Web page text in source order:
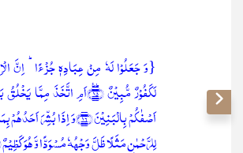
{وَ جَعَلُوۡا لَہٗ مِنۡ عِبَادِہٖ جُزۡءًا ؕ اِنَّ
لَکَفُوۡرٌ مُّبِیۡنٌ ﴿ؕ٪۱۵﴾اَمِ اتَّخَذَ مِمَّا
اَصۡفٰکُمۡ بِالۡبَنِیۡنَ ﴿۱۶﴾وَ اِذَا بُشِّرَ